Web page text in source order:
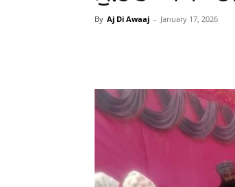
By Aj Di Awaaj - January 17, 2026